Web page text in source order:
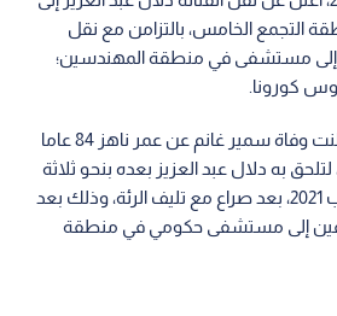
الخامس، بالتزامن مع نقل
إلى مستشفى في منطقة المهندسين؛
كورونا.
وفي 20 مايو/أيار 2021، أعلنت وفاة سمير غانم عن عمر ناهز 84 عاما
لتلحق به دلال عبد العزيز بعده بنحو ثلاثة
أشهر، في 7 أغسطس/آب 2021، بعد صراع مع تليف الرئة، وذلك بعد
إلى مستشفى حكومي في منطقة